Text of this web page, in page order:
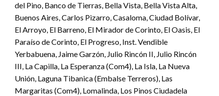
del Pino, Banco de Tierras, Bella Vista, Bella Vista Alta,
Buenos Aires, Carlos Pizarro, Casaloma, Ciudad Bolívar,
El Arroyo, El Barreno, El Mirador de Corinto, El Oasis, El
Paraíso de Corinto, El Progreso, Inst. Vendible
Yerbabuena, Jaime Garzón, Julio Rincón II, Julio Rincón
III, La Capilla, La Esperanza (Com4), La Isla, La Nueva
Unión, Laguna Tibanica (Embalse Terreros), Las
Margaritas (Com4), Lomalinda, Los Pinos Ciudadela